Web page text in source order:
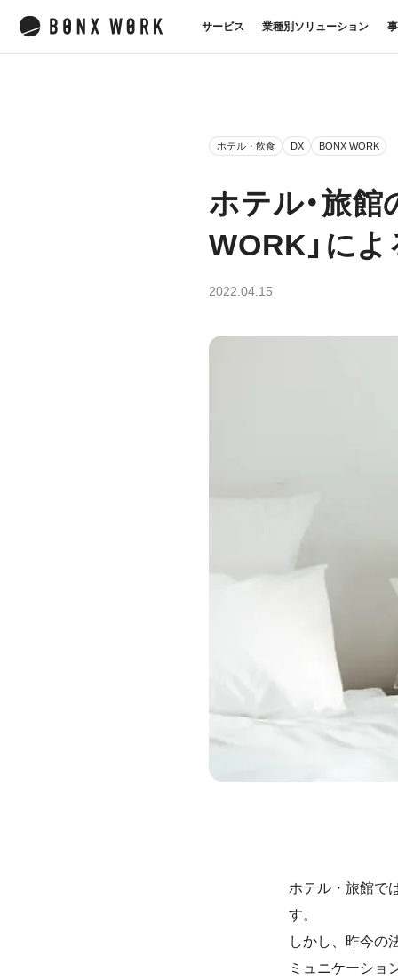
サービス 業種別ソリューション
ホテル・飲食 DX BONX WORK
ホテル・旅
WORK」に
2022.04.15
ホテル・旅館で
す。
しかし、昨今の
ミュニケーショ